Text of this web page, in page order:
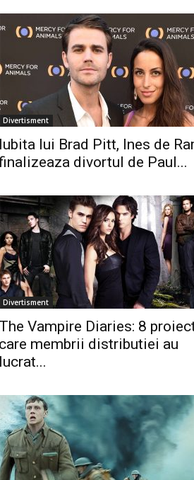
Divertisment
Iubita lui Brad Pitt, Ines de
divortul de Paul...
Divertisment
The Vampire Diaries: 8
care membrii distributiei au
lucrat...